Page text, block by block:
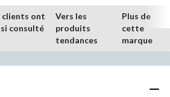
clients ont
consulté
Vers les
produits
tendances
Plus de
cette
marque